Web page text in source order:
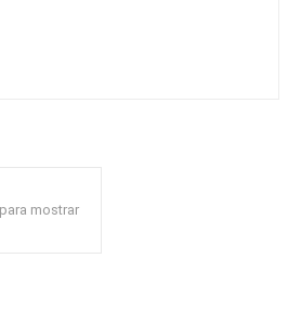
mostrar